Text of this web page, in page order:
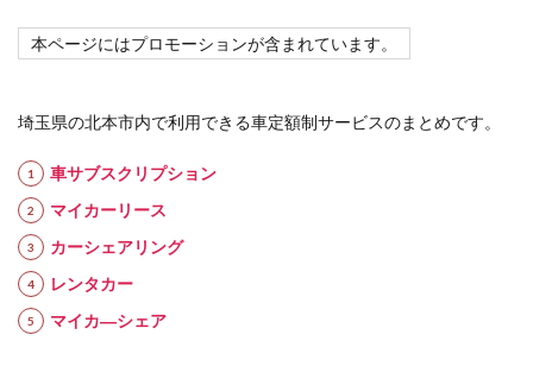
本ページにはプロモーションが含まれています。
埼玉県の北本市内で利用できる車定額制サービスのまとめです。
車サブスクリプション
マイカーリース
カーシェアリング
レンタカー
マイカ―シェア